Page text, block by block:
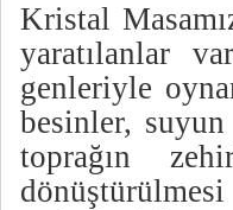
Kristal
yaratılanlar
genleriyle
besinler,
toprağın